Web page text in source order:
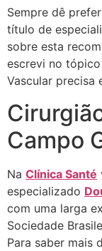
Sempre dê
título de
sobre esta
escrevi no
Vascular precisa
Campo
Na Clínica Santé
especializado
com uma larga
Sociedade
Para saber mais